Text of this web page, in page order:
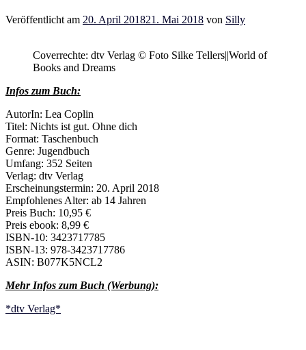
Veröffentlicht am 20. April 201821. Mai 2018 von Silly
Coverrechte: dtv Verlag © Foto Silke Tellers||World of
Books and Dreams
Infos zum Buch:
AutorIn: Lea Coplin
Titel: Nichts ist gut. Ohne dich
Format: Taschenbuch
Genre: Jugendbuch
Umfang: 352 Seiten
Verlag: dtv Verlag
Erscheinungstermin: 20. April 2018
Empfohlenes Alter: ab 14 Jahren
Preis Buch: 10,95 €
Preis ebook: 8,99 €
ISBN-10: 3423717785
ISBN-13: 978-3423717786
ASIN: B077K5NCL2
Mehr Infos zum Buch (Werbung):
*dtv Verlag*